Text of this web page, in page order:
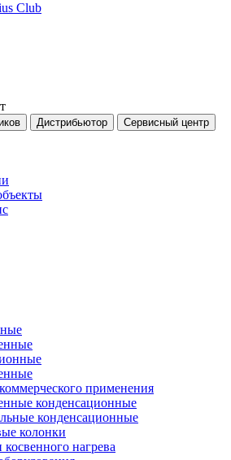
Club
Дистрибьютор Сервисный центр
применения
конденсационные
конденсационные
колонки
нагрева